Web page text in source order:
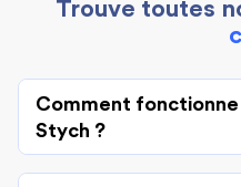
Trouve toutes
Comment
Stych ?